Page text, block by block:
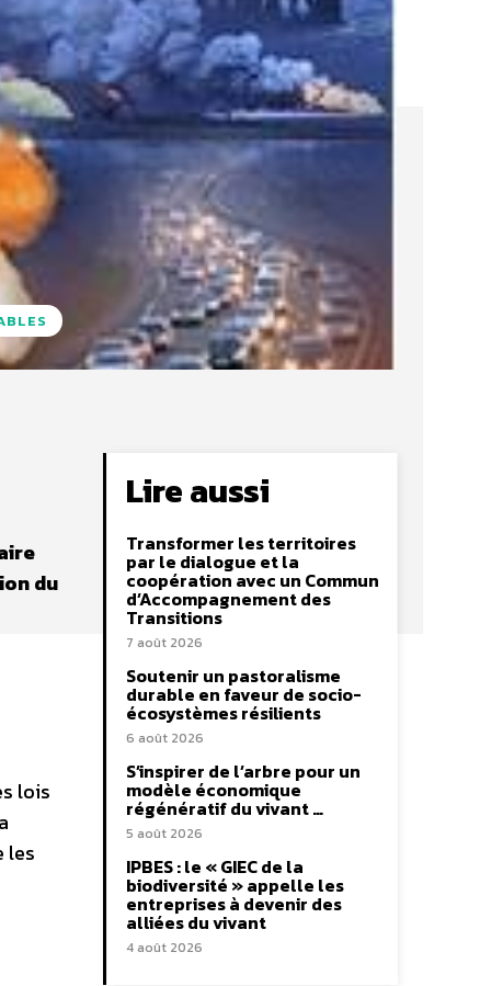
du
lois
les
Lire aussi
Transformer les territoires
par le dialogue et la
coopération avec un Commun
d’Accompagnement des
Transitions
7 août 2026
Soutenir un pastoralisme
durable en faveur de socio-
écosystèmes résilients
6 août 2026
S’inspirer de l’arbre pour un
modèle économique
régénératif du vivant …
5 août 2026
IPBES : le « GIEC de la
biodiversité » appelle les
entreprises à devenir des
alliées du vivant
4 août 2026